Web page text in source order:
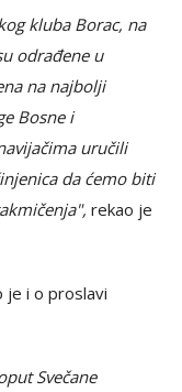
kluba Borac, na
odrađene u
na najbolji
Bosne i
uručili
da ćemo biti
rekao je
je i o proslavi
Svečane